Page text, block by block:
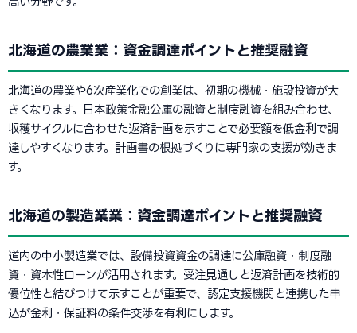
北海道の農業業：資金調達ポイントと推奨融資
北海道の農業や6次産業化での創業は、初期の機械・施設投資が大
きくなります。日本政策金融公庫の融資と制度融資を組み合わせ、
収穫サイクルに合わせた返済計画を示すことで必要額を低金利で調
達しやすくなります。計画書の根拠づくりに専門家の支援が効きま
す。
北海道の製造業業：資金調達ポイントと推奨融資
道内の中小製造業では、設備投資資金の調達に公庫融資・制度融
資・資本性ローンが活用されます。受注見通しと返済計画を技術的
優位性と結びつけて示すことが重要で、認定支援機関と連携した申
込が金利・保証料の条件交渉を有利にします。